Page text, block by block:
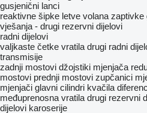
gusjenični lanci
reaktivne šipke letve volana zaptivke
vješanja - drugi rezervni dijelovi
radni dijelovi
valjkaste četke vratila drugi radni
transmisije
zadnji mostovi džojstiki mjenjača
mostovi prednji mostovi zupčanici
mjenjači glavni cilindri kvačila
međuprenosna vratila drugi rezervni
dijelovi karoserije